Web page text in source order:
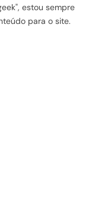
estou sempre
para o site.